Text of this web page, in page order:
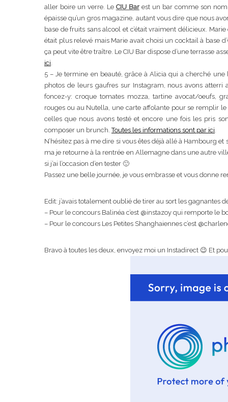
aller boire un verre. Le CIU Barest un bar comme son nom
épaisse qu’un gros magazine, autant vous dire que nous
base de fruits sans alcool et c’était vraiment délicieux.
était plus relevé mais Marie avait choisi un cocktail à base
ça peut vite être traître. Le CIU Bar dispose d’une terrasse
ici.
5 – Je termine en beauté, grâce à Alicia qui a cherché
photos de leurs gaufres sur Instagram, nous avons atterri
foncez-y: croque tomates mozza, tartine avocat/oeufs,
rouges ou au Nutella, une carte affolante pour se remplir
celles que nous avons testé et encore une fois les pris
composer un brunch.Toutes les informations sont par ici.
N’hésitez pas à me dire si vous êtes déjà allé à Hambourg
ma je retourne à la rentrée en Allemagne dans une autre
si j’ai l’occasion d’en tester 🙂
Passez une belle journée, je vous embrasse et vous donne
Edit: j’avais totalement oublié de tirer au sort les gagnantes
– Pour le concours Balinéa c’est @instazoy qui remporte le
– Pour le concours Les Petites Shanghaiennes c’est
Bravo à toutes les deux, envoyez moi un Instadirect 😉 Et